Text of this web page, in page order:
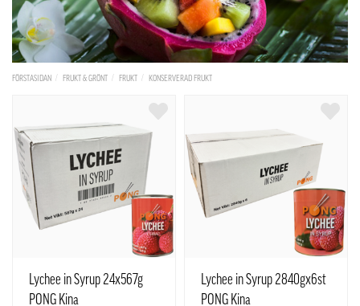
FÖRSTASIDAN FRUKT & GRÖNT FRUKT KONSERVERAD FRUKT
Lychee in Syrup 24x567g
PONG Kina
Lychee in Syrup 2840gx6st
PONG Kina